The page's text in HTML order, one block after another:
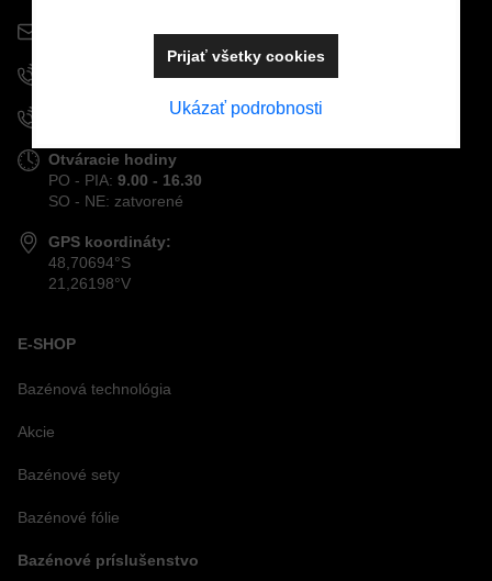
Odoslať
info@mostpools.sk
+421 915 963 111
Otváracie hodiny
PO - PIA: 9.00 - 16.30
SO - NE: zatvorené
GPS koordináty:
48,70694°S
21,26198°V
E-SHOP
Bazénová technológia
Akcie
Bazénové sety
Bazénové fólie
Bazénové príslušenstvo
Ukázať podrobnosti
Prijať všetky cookies